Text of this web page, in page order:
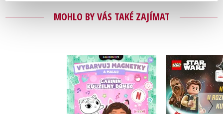
MOHLO BY VÁS TAKÉ ZAJÍMAT
Gábinin kouzelný
domek - Vybarvuj
magnetky
Kolektiv
LEGO®
Han Solo a